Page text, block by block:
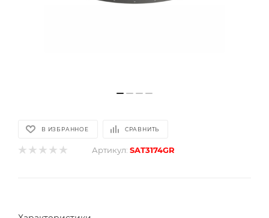
В ИЗБРАННОЕ СРАВНИТЬ
Артикул: SAT3174GR